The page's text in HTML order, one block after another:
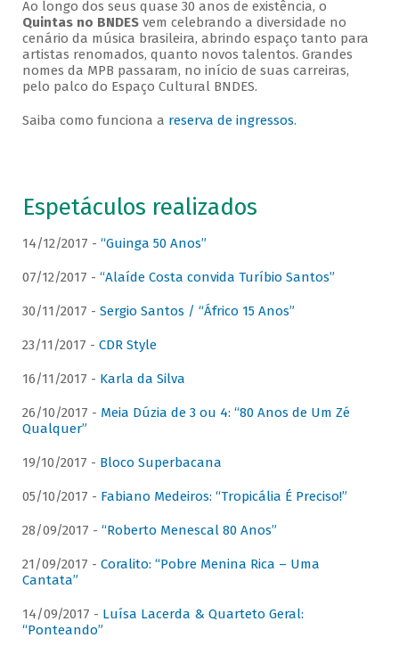
Ao longo dos seus quase 30 anos de existência, o
Quintas no BNDESvem celebrando a diversidade no
cenário da música brasileira, abrindo espaço tanto para
artistas renomados, quanto novos talentos. Grandes
nomes da MPB passaram, no início de suas carreiras,
pelo palco do Espaço Cultural BNDES.
Saiba como funciona a reserva de ingressos.
Espetáculos realizados
14/12/2017 - “Guinga 50 Anos”
07/12/2017 - “Alaíde Costa convida Turíbio Santos”
30/11/2017 - Sergio Santos / “Áfrico 15 Anos”
23/11/2017 - CDR Style
16/11/2017 - Karla da Silva
26/10/2017 - Meia Dúzia de 3 ou 4: “80 Anos de Um Zé
Qualquer”
19/10/2017 - Bloco Superbacana
05/10/2017 - Fabiano Medeiros: “Tropicália É Preciso!”
28/09/2017 - “Roberto Menescal 80 Anos”
21/09/2017 - Coralito: “Pobre Menina Rica – Uma
Cantata”
14/09/2017 - Luísa Lacerda & Quarteto Geral:
“Ponteando”